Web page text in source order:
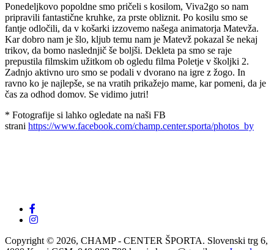
Ponedeljkovo popoldne smo pričeli s kosilom, Viva2go so nam
pripravili fantastične kruhke, za prste obliznit. Po kosilu smo se
fantje odločili, da v košarki izzovemo našega animatorja Matevža.
Kar dobro nam je šlo, kljub temu nam je Matevž pokazal še nekaj
trikov, da bomo naslednjič še boljši. Dekleta pa smo se raje
prepustila filmskim užitkom ob ogledu filma Poletje v školjki 2.
Zadnjo aktivno uro smo se podali v dvorano na igre z žogo. In
ravno ko je najlepše, se na vratih prikažejo mame, kar pomeni, da je
čas za odhod domov. Se vidimo jutri!
* Fotografije si lahko ogledate na naši FB
strani https://www.facebook.com/champ.center.sporta/photos_by
Copyright © 2026, CHAMP - CENTER ŠPORTA. Slovenski trg 6,